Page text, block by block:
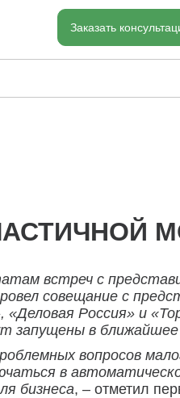
Заказать
встреч с
совещание с
Россия» и
запущены в ближайшее
вопросов
в
бизнеса, – отметил